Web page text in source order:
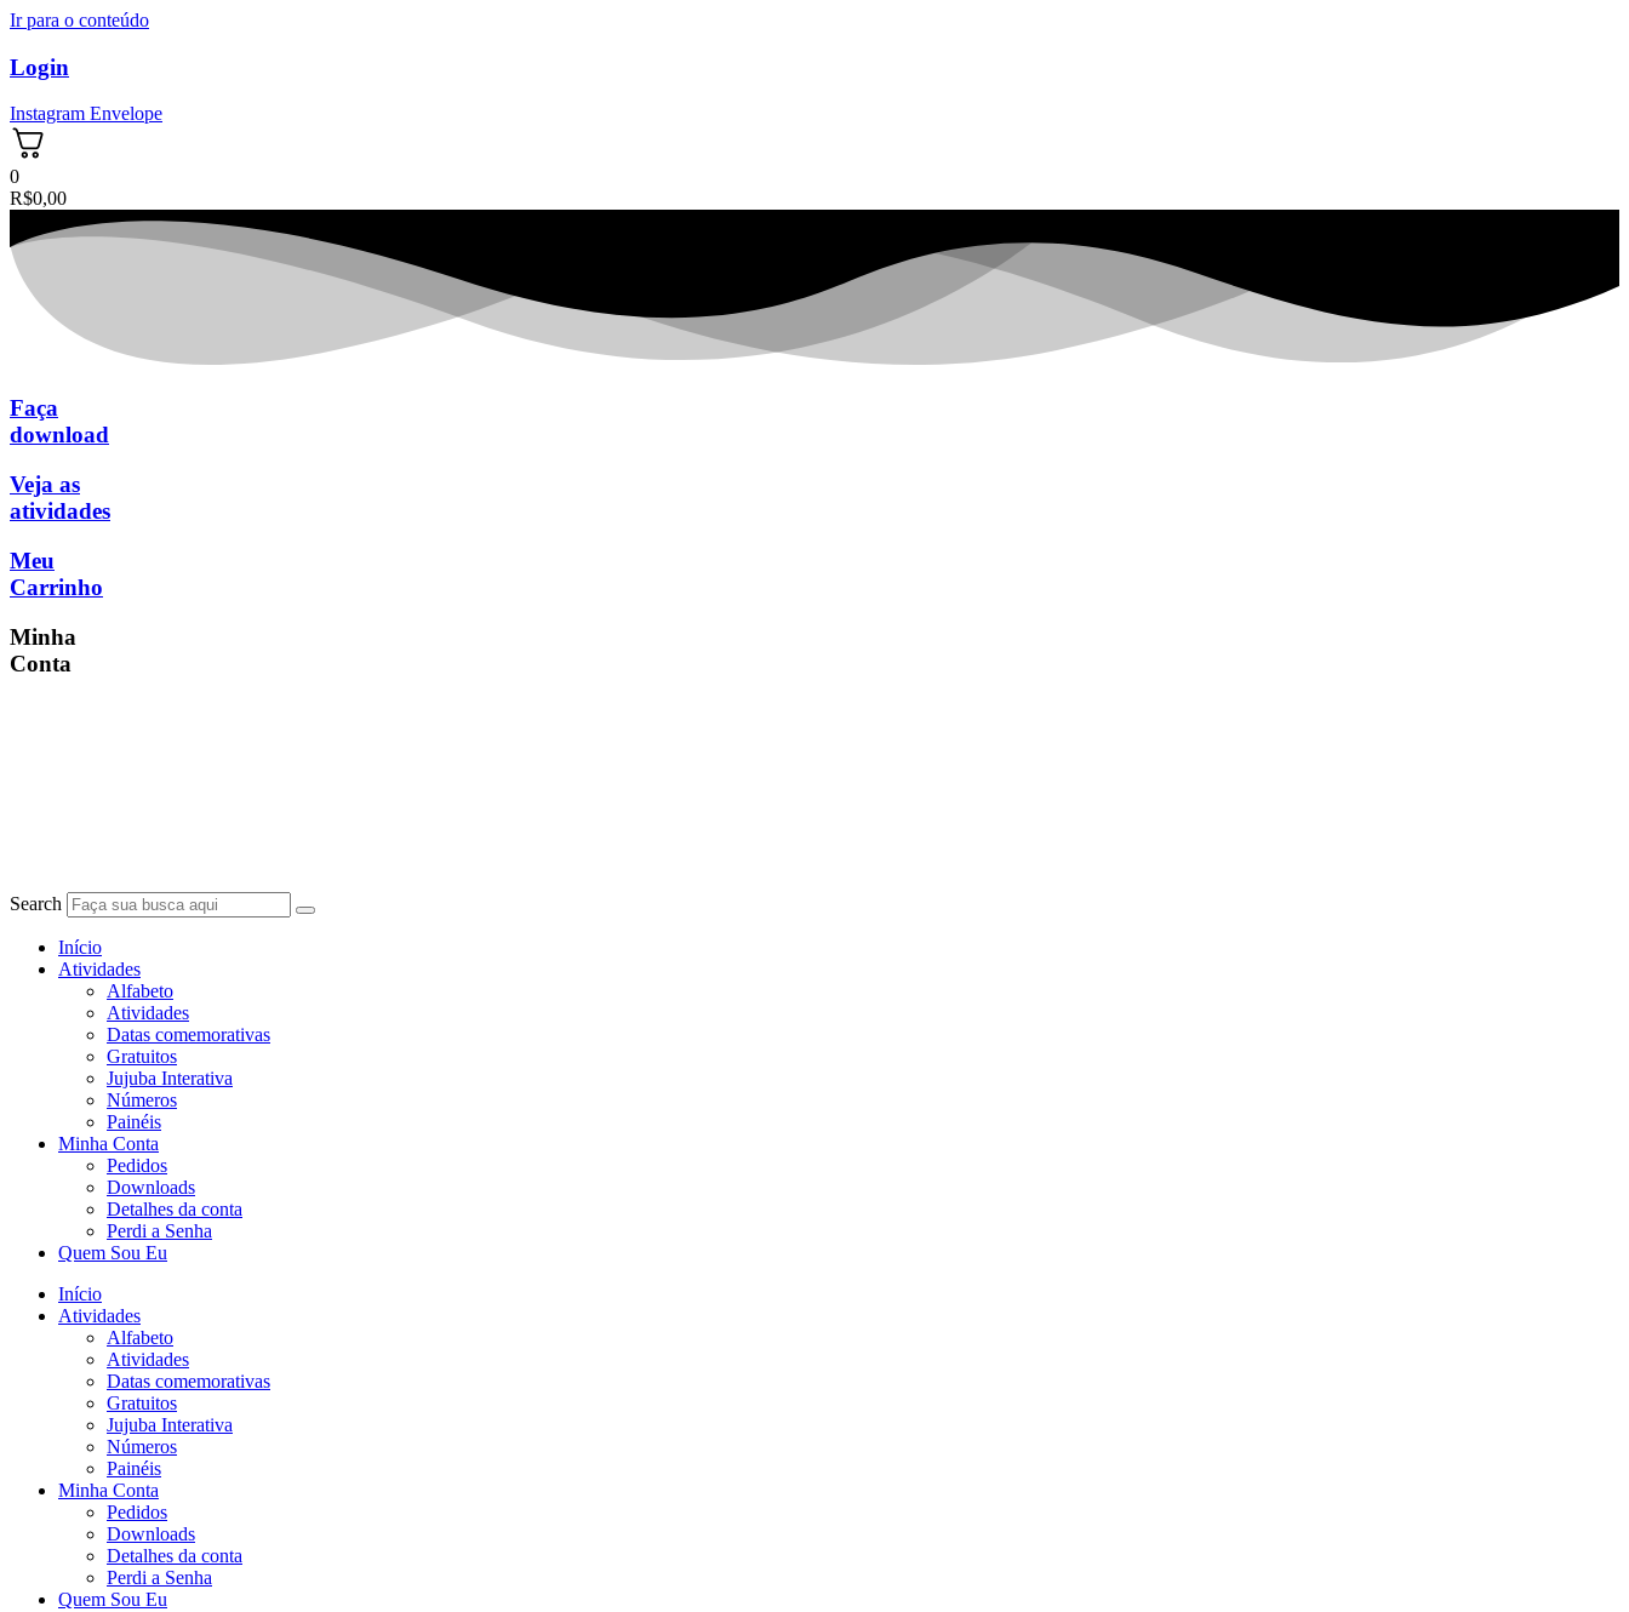
Ir para o conteúdo
Login
Instagram Envelope
0
R$0,00
Faça
download
Veja as
atividades
Meu
Carrinho
Minha
Conta
Search
Início
Atividades
Alfabeto
Atividades
Datas comemorativas
Gratuitos
Jujuba Interativa
Números
Painéis
Minha Conta
Pedidos
Downloads
Detalhes da conta
Perdi a Senha
Quem Sou Eu
Início
Atividades
Alfabeto
Atividades
Datas comemorativas
Gratuitos
Jujuba Interativa
Números
Painéis
Minha Conta
Pedidos
Downloads
Detalhes da conta
Perdi a Senha
Quem Sou Eu